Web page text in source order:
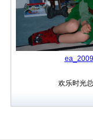
欢乐时光